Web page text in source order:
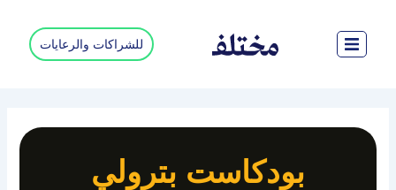
المحتوى
للشراكات والرعايات
بودكاست بترولي